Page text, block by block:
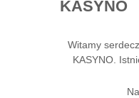
KASYNO
Witamy
KASYNO.